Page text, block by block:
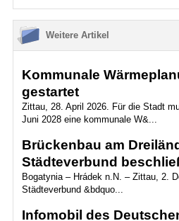
Weitere Artikel
Kommunale
gestartet
Zittau, 28. April 2026. Für die Stadt
Juni 2028 eine kommunale W&...
Brückenbau am
Städteverbund
Bogatynia – Hrádek n.N. – Zittau, 2.
Städteverbund &bdquo...
Infomobil des